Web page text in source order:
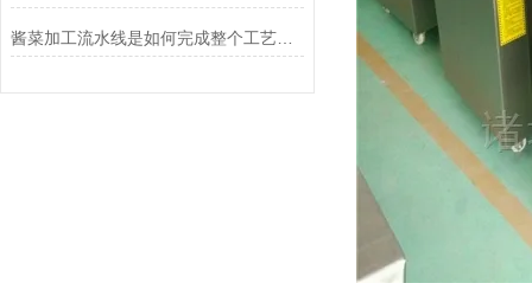
酱菜加工流水线是如何完成整个工艺流程的